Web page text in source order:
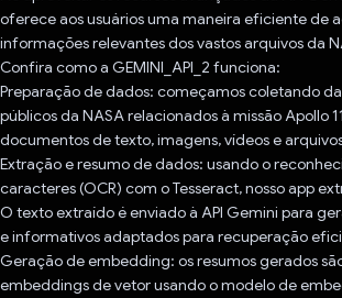
oferece aos usuários uma maneira eficiente de
informações relevantes dos vastos arquivos da
Confira como a GEMINI_API_2 funciona:
Preparação de dados: começamos coletando
públicos da NASA relacionados à missão Apollo
documentos de texto, imagens, vídeos e
Extração e resumo de dados: usando o
caracteres (OCR) com o Tesseract, nosso app
O texto extraído é enviado à API Gemini para
e informativos adaptados para recuperação
Geração de embedding: os resumos gerados
embeddings de vetor usando o modelo de